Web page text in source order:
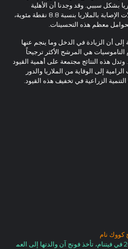
بشكل سببي. وقد وجدنا أن الأهلية
للبرنامج أدت إلى خفض معدلات الإصابة بالملاريا بنسبة 8.8 نقطة مئوية،
معظم هذه التحسينات.
أن الزيادة في الدخل وما ينجم عنها
هي المرشح الأكثر ترجيحاً
هذه النتائج مجتمعة على أهمية القيود
إلى الوقاية من الملاريا والدور
الزراعية في تخفيف هذه القيود.
[تم تغيير الاسم] في 28 مايو 2016 في فيتنام، تأخذ فونج آن والدتها إلى العم